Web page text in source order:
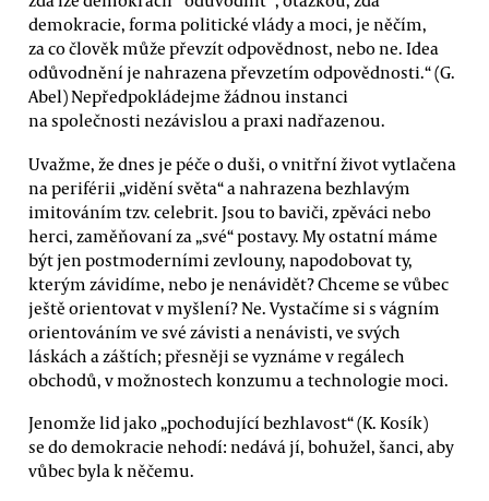
demokracie, forma politické vlády a moci, je něčím,
za co člověk může převzít odpovědnost, nebo ne. Idea
odůvodnění je nahrazena převzetím odpovědnosti.“ (G.
Abel) Nepředpokládejme žádnou instanci
na společnosti nezávislou a praxi nadřazenou.
Uvažme, že dnes je péče o duši, o vnitřní život vytlačena
na periférii „vidění světa“ a nahrazena bezhlavým
imitováním tzv. celebrit. Jsou to baviči, zpěváci nebo
herci, zaměňovaní za „své“ postavy. My ostatní máme
být jen postmoderními zevlouny, napodobovat ty,
kterým závidíme, nebo je nenávidět? Chceme se vůbec
ještě orientovat v myšlení? Ne. Vystačíme si s vágním
orientováním ve své závisti a nenávisti, ve svých
láskách a záštích; přesněji se vyznáme v regálech
obchodů, v možnostech konzumu a technologie moci.
Jenomže lid jako „pochodující bezhlavost“ (K. Kosík)
se do demokracie nehodí: nedává jí, bohužel, šanci, aby
vůbec byla k něčemu.